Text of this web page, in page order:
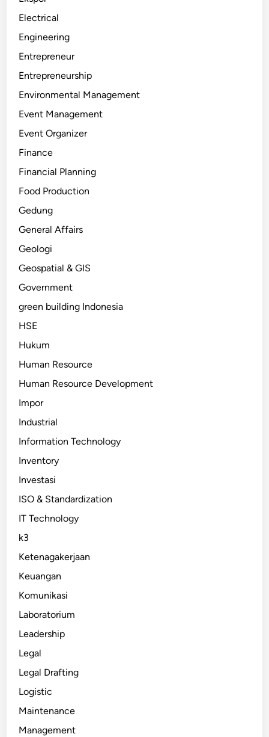
Electrical
Engineering
Entrepreneur
Entrepreneurship
Environmental Management
Event Management
Event Organizer
Finance
Financial Planning
Food Production
Gedung
General Affairs
Geologi
Geospatial & GIS
Government
green building Indonesia
HSE
Hukum
Human Resource
Human Resource Development
Impor
Industrial
Information Technology
Inventory
Investasi
ISO & Standardization
IT Technology
k3
Ketenagakerjaan
Keuangan
Komunikasi
Laboratorium
Leadership
Legal
Legal Drafting
Logistic
Maintenance
Management